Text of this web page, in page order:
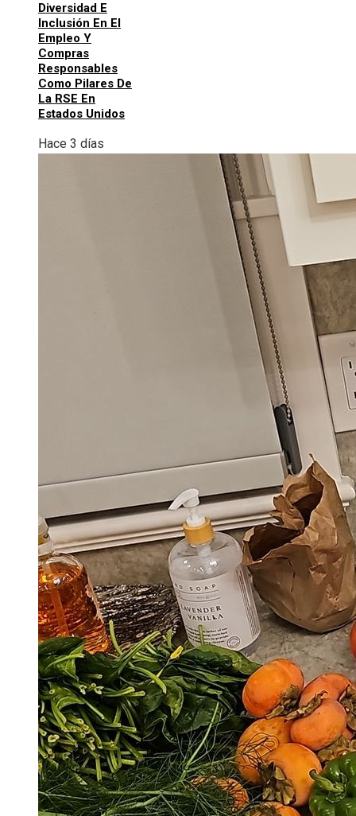
Diversidad E
Inclusión En El
Empleo Y
Compras
Responsables
Como Pilares De
La RSE En
Estados Unidos
Hace 3 días